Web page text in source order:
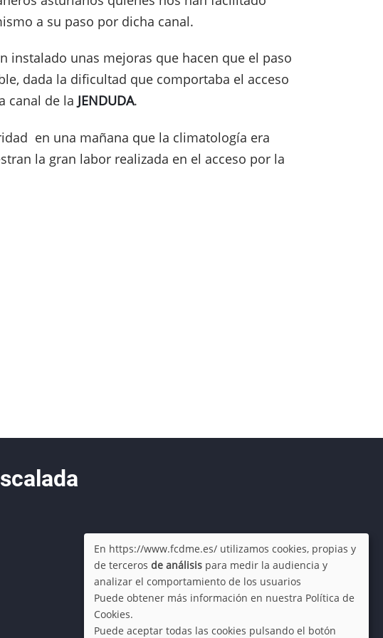
a su paso por dicha canal.
instalado unas mejoras que hacen que el paso
dada la dificultad que comportaba el acceso
canal de la JENDUDA.
en una mañana que la climatología era
la gran labor realizada en el acceso por la
Use
of
En https://www.fcdme.es/ utilizamos cookies, propias y
de terceros de análisis para medir la audiencia y
analizar el comportamiento de los usuarios
Puede obtener más información en nuestra Política de
Cookies.
Puede aceptar todas las cookies pulsando el botón